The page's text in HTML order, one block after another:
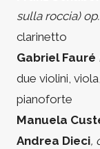
sulla roccia)
clarinetto
Gabriel Fauré
due violini,
pianoforte
Manuela
Andrea Dieci,